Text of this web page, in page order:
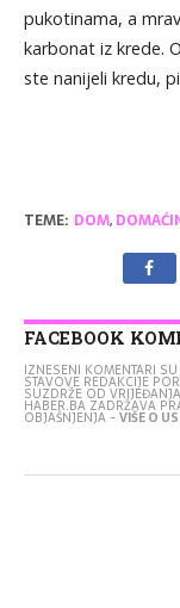
pukotinama, a
karbonat iz krede.
ste nanijeli kredu,
TEME: DOM,
FACEBOOK
IZNESENI KOMENTARI
STAVOVE REDAKCIJE
SUZDRŽE OD
HABER.BA ZADRŽAVA
OBJAŠNJENJA -VIŠE O